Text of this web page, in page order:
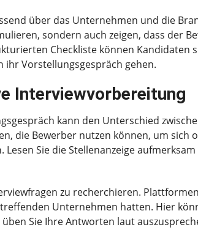
über das Unternehmen und die
sondern auch zeigen, dass der
Checkliste können Kandidaten
Vorstellungsgespräch gehen.
Interviewvorbereitung
kann den Unterschied
die Bewerber nutzen können, um
Sie die Stellenanzeige
zu recherchieren.
Unternehmen hatten. Hier
Sie Ihre Antworten laut